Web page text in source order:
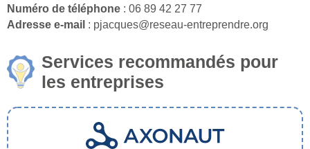
Numéro de téléphone : 06 89 42 27 77
Adresse e-mail : pjacques@reseau-entreprendre.org
Services recommandés pour
les entreprises